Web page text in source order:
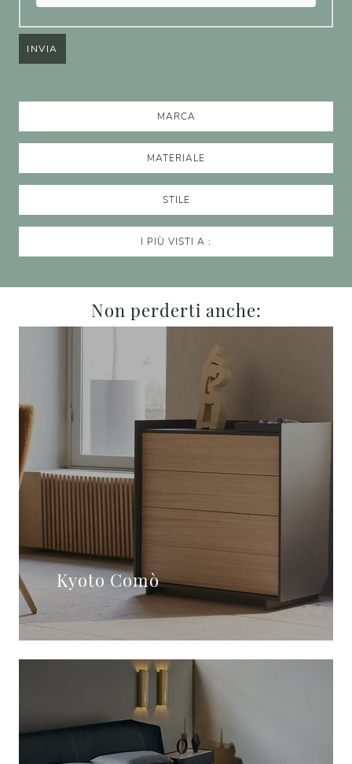
INVIA
MARCA
MATERIALE
STILE
I PIÙ VISTI A :
Non perderti anche:
Kyoto Comò